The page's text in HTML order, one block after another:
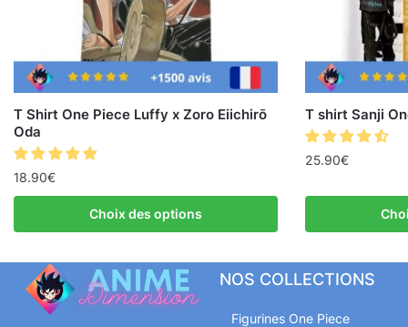
T Shirt One Piece Luffy x Zoro Eiichirō
Oda
18.90€
Choix des options
T shirt Sanji
25.90€
NOS COLLECTIONS
Figurines One Piece